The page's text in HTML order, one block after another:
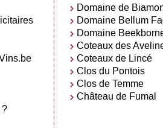
Domaine de
Domaine Bellum
Domaine
Coteaux des
Coteaux de Lincé
Clos du Pontois
Clos de Temme
Château de Fumal